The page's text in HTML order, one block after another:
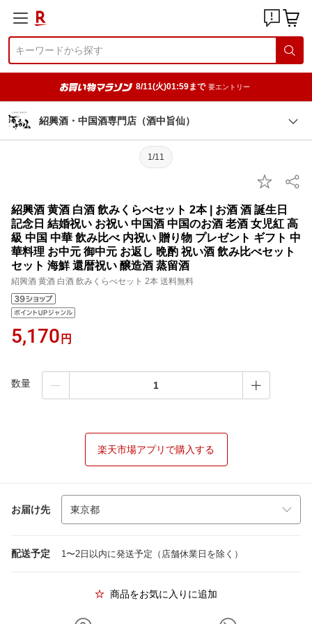
8/11(火)01:59まで 要エントリー
紹興酒・中国酒専門店（酒中旨仙）
1/11
紹興酒 黄酒 白酒 飲みくらべセット 2本 | お酒 酒 誕生日
記念日 結婚祝い お祝い 中国酒 中国のお酒 老酒 女児紅 高
級 中国 中華 飲み比べ 内祝い 贈り物 プレゼント ギフト 中
華料理 お中元 御中元 お返し 晩酌 祝い酒 飲み比べセット
セット 海鮮 還暦祝い 醸造酒 蒸留酒
紹興酒 黄酒 白酒 飲みくらべセット 2本 送料無料
5,170 円
数量
楽天市場アプリで購入する
お届け先
配送予定 1〜2日以内に発送予定（店舗休業日を除く）
商品をお気に入りに追加